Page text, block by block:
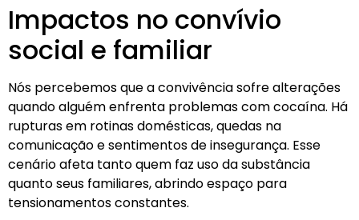
Impactos no convívio
social e familiar
Nós percebemos que a convivência sofre alterações
quando alguém enfrenta problemas com cocaína. Há
rupturas em rotinas domésticas, quedas na
comunicação e sentimentos de insegurança. Esse
cenário afeta tanto quem faz uso da substância
quanto seus familiares, abrindo espaço para
tensionamentos constantes.